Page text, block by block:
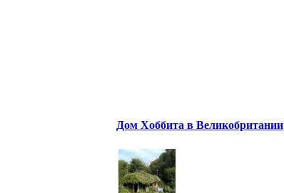
Дом Хоббита в Великобритании